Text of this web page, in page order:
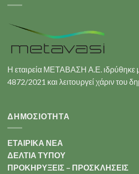
Η εταιρεία ΜΕΤΑΒΑΣΗ Α.Ε. ιδρύθηκε
4872/2021 και λειτουργεί χάριν του
ΔΗΜΟΣΙΟΤΗΤΑ
ΕΤΑΙΡΙΚΑ ΝΕΑ
ΔΕΛΤΙΑ ΤΥΠΟΥ
ΠΡΟΚΗΡΥΞΕΙΣ – ΠΡΟΣΚΛΗΣΕΙΣ